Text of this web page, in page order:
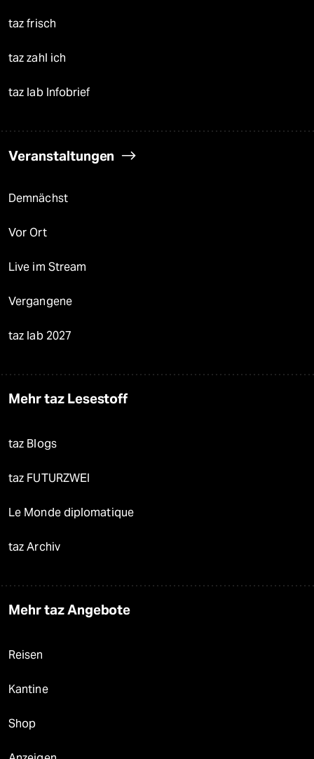
taz frisch
taz zahl ich
taz lab Infobrief
Veranstaltungen
Demnächst
Vor Ort
Live im Stream
Vergangene
taz lab 2027
Mehr taz Lesestoff
taz Blogs
taz FUTURZWEI
Le Monde diplomatique
taz Archiv
Mehr taz Angebote
Reisen
Kantine
Shop